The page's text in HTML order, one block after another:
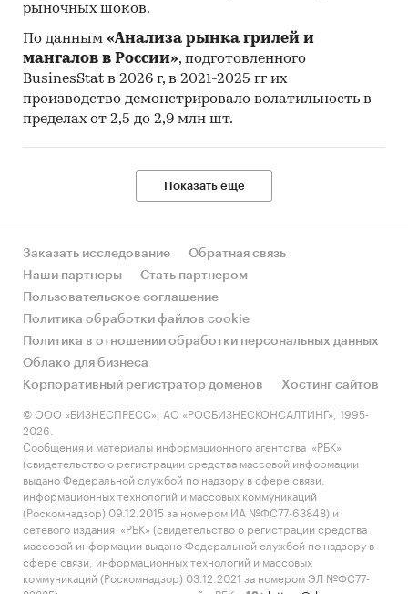
кондитерских изделий в Россию в 2021 году
показал еще существенный рост, на ***% к
уровню 2020 года, и составил *** млрд руб. В
период с 2017 по 2021 год рост импорта
составил ***%.
выражении, Россия, 2017-2021 гг., млрд руб.
Российский импорт мучных кондитерских
изделий по итогам 2021 года в натуральном
выражении составил *** тыс. тонн, что на ***%
выше уровня предыдущего года (*** тыс. тонн в
2020 году).
Диаграмма 5. Объем импорта мучных
кондитерских изделий в натуральном
выражении, Россия, 2017-2021 гг., тыс. тонн
***
В 2021 году в структуре импорта мучных
кондитерских изделий в натуральном
выражении преобладали прочие мучные
кондитерские изделия с долей ***%, а также
сладкое сухое печенье (***%), а также сухари и
гренки (***%).
рыночных шоков.
По данным «Анализа рынка грилей и
мангалов в России», подготовленного
BusinesStat в 2026 г, в 2021-2025 гг их
производство демонстрировало волатильность в
пределах от 2,5 до 2,9 млн шт.
Показать еще
Заказать исследование
Обратная связь
Наши партнеры
Стать партнером
Пользовательское соглашение
Политика обработки файлов cookie
Политика в отношении обработки персональных данных
Облако для бизнеса
Корпоративный регистратор доменов
Хостинг сайтов
© ООО «БИЗНЕСПРЕСС», АО «РОСБИЗНЕСКОНСАЛТИНГ», 1995-
2026.
Сообщения и материалы информационного агентства «РБК»
(свидетельство о регистрации средства массовой информации
выдано Федеральной службой по надзору в сфере связи,
информационных технологий и массовых коммуникаций
(Роскомнадзор) 09.12.2015 за номером ИА №ФС77-63848) и
сетевого издания «РБК» (свидетельство о регистрации средства
массовой информации выдано Федеральной службой по надзору в
сфере связи, информационных технологий и массовых
коммуникаций (Роскомнадзор) 03.12.2021 за номером ЭЛ №ФС77-